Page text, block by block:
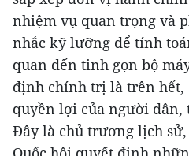
nhiệm vụ quan trọng và
nhắc kỹ lưỡng để tính
quan đến tinh gọn bộ
định chính trị là trên hết,
quyền lợi của người dân,
Đây là chủ trương lịch